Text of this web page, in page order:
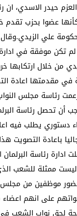
حيدر الاسدي، ان
عضوا بحزب تقدم
علي
لم تكن موفقة في
من خلال ارتكابها
في مقدمتها اعادة
رئاسة مجلس
أن تحصل رئاسة
كإجراء دستوري يطلب
باعادة التصويت
ادارة رئاسة
ممثلة للشعب
موظفين من مجلس
على انهم
لحق نواب الشعب